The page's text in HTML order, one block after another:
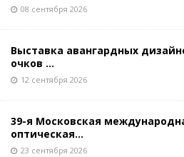
08 сентября 2026
Выставка авангардных
очков ...
12 сентября 2026
39-я Московская
оптическая...
23 сентября 2026